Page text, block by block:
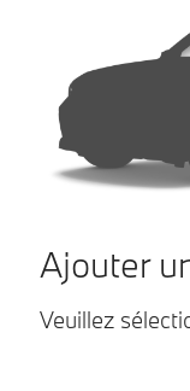
Ajouter
Veuillez